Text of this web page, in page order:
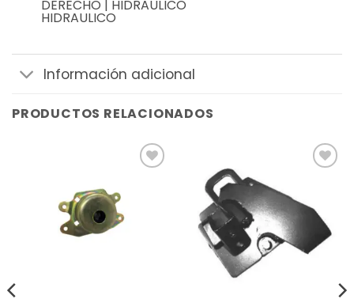
DERECHO | HIDRAULICO
HIDRAULICO
Información adicional
PRODUCTOS RELACIONADOS
lista de
deseos